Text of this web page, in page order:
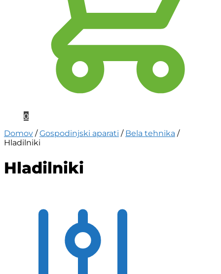
0
Domov /Gospodinjski aparati / Bela tehnika /
Hladilniki
Hladilniki